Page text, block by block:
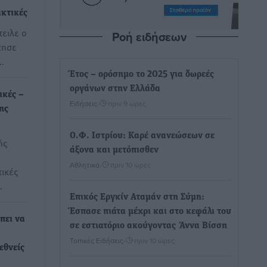
ο
–
να
Ροή ειδήσεων
Έτος – ορόσημο το 2025 για δωρεές
οργάνων στην Ελλάδα
Ειδήσεις πριν 9 ώρες
Ο.Φ. Ιστρίου: Καρέ ανανεώσεων σε
άξονα και μετόπισθεν
Αθλητικά πριν 10 ώρες
Επικός Εργκίν Αταμάν στη Σύμη:
Έσπασε πιάτα μέχρι και στο κεφάλι του
σε εστιατόριο ακούγοντας Άννα Βίσση
Τοπικές Ειδήσεις πριν 10 ώρες